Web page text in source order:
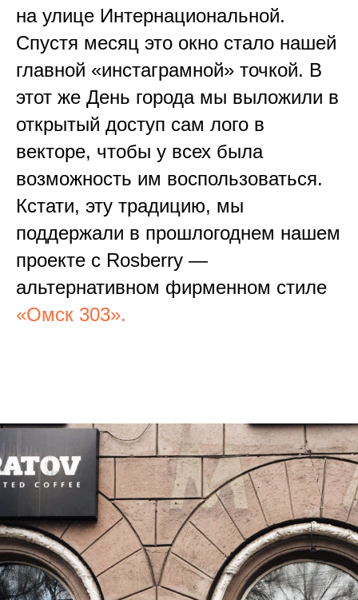
на улице Интернациональной.
Спустя месяц это окно стало нашей
главной «инстаграмной» точкой. В
этот же День города мы выложили в
открытый доступ сам лого в
векторе, чтобы у всех была
возможность им воспользоваться.
Кстати, эту традицию, мы
поддержали в прошлогоднем нашем
проекте с Rosberry —
альтернативном фирменном стиле
«Омск 303».